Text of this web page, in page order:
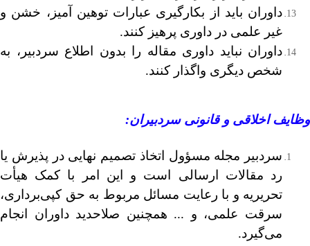
داوران باید از بکارگیری عبارات توهین آمیز، خشن و
غیر علمی در داوری پرهیز کنند.
داوران نباید داوری مقاله را بدون اطلاع سردبیر، به
شخص دیگری واگذار کنند.
وظایف اخلاقی و قانونی سردبیران:
سردبیر مجله مسؤول اتخاذ تصمیم نهایی در پذیرش یا
رد مقالات ارسالی است و این امر با کمک هیأت
تحریریه و با رعایت مسائل مربوط به حق کپی‌برداری،
سرقت علمی، و ... همچنین صلاحدید داوران انجام
می‌گیرد.